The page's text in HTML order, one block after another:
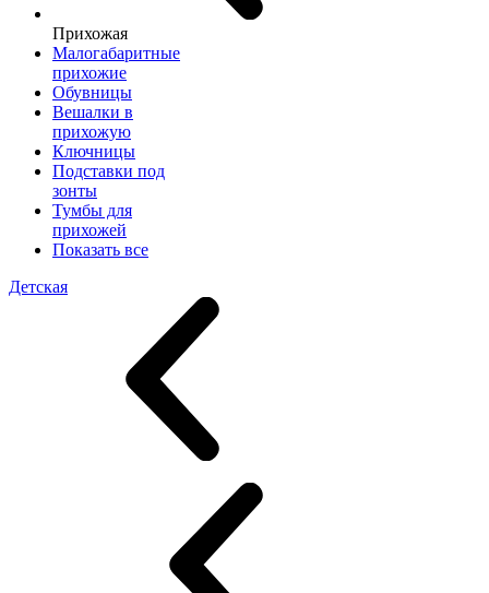
Прихожая
Малогабаритные
прихожие
Обувницы
Вешалки в
прихожую
Ключницы
Подставки под
зонты
Тумбы для
прихожей
Показать все
Детская